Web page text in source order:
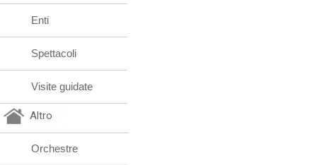
Enti
Spettacoli
Visite guidate
Altro
Orchestre